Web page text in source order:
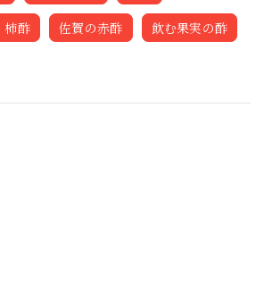
柿酢 佐賀の赤酢 飲む果実の酢